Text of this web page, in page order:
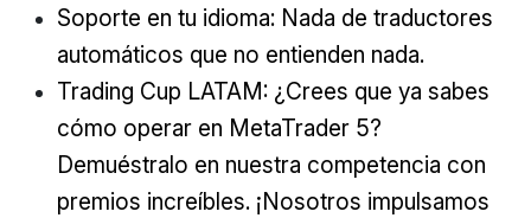
Soporte en tu idioma: Nada de traductores
automáticos que no entienden nada.
Trading Cup LATAM: ¿Crees que ya sabes
cómo operar en MetaTrader 5?
Demuéstralo en nuestra competencia con
premios increíbles. ¡Nosotros impulsamos